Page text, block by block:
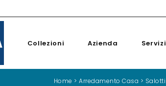
Collezioni Azienda Servizi
Home >Arredamento Casa > Salotti